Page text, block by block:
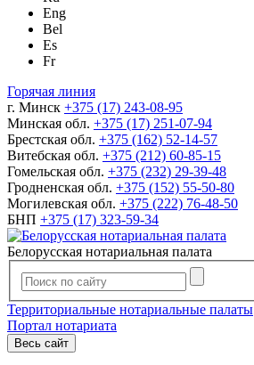
Eng
Bel
Es
Fr
Горячая линия
г. Минск +375 (17) 243-08-95
Минская обл. +375 (17) 251-07-94
Брестская обл. +375 (162) 52-14-57
Витебская обл. +375 (212) 60-85-15
Гомельская обл. +375 (232) 29-39-48
Гродненская обл. +375 (152) 55-50-80
Могилевская обл. +375 (222) 76-48-50
БНП +375 (17) 323-59-34
Белорусская нотариальная палата
Территориальные нотариальные палаты
Портал нотариата
Весь сайт